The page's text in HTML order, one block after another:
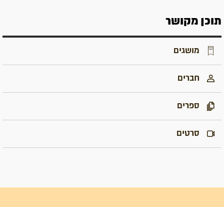
תוכן מקושר
מושגים
חברים
ספרים
סרטים